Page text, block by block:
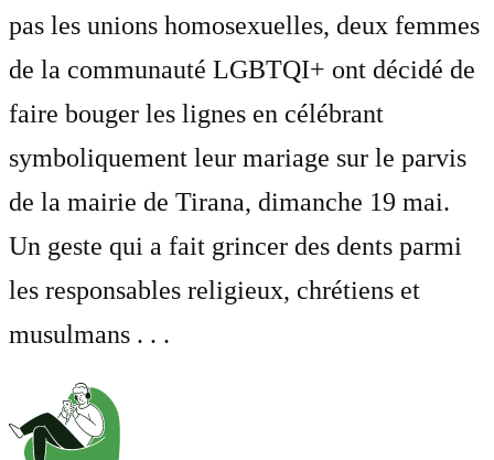
pas les unions homosexuelles, deux femmes
de la communauté LGBTQI+ ont décidé de
faire bouger les lignes en célébrant
symboliquement leur mariage sur le parvis
de la mairie de Tirana, dimanche 19 mai.
Un geste qui a fait grincer des dents parmi
les responsables religieux, chrétiens et
musulmans . . .